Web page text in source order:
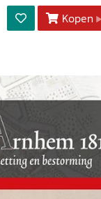
Kopen